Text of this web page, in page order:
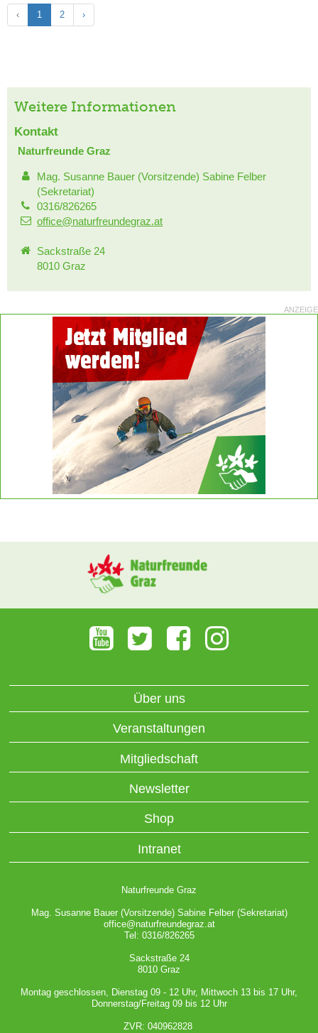
‹ 1 2 ›
Weitere Informationen
Kontakt
Naturfreunde Graz
Mag. Susanne Bauer (Vorsitzende) Sabine Felber
(Sekretariat)
0316/826265
office@naturfreundegraz.at
Sackstraße 24
8010 Graz
ANZEIGE
Über uns
Veranstaltungen
Mitgliedschaft
Newsletter
Shop
Intranet
Naturfreunde Graz
Mag. Susanne Bauer (Vorsitzende) Sabine Felber (Sekretariat)
office@naturfreundegraz.at
Tel: 0316/826265
Sackstraße 24
8010 Graz
Montag geschlossen, Dienstag 09 - 12 Uhr, Mittwoch 13 bis 17 Uhr,
Donnerstag/Freitag 09 bis 12 Uhr
ZVR: 040962828